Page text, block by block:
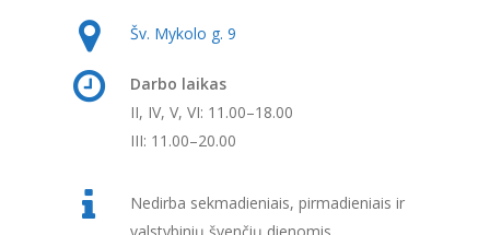
Šv. Mykolo g. 9
Darbo laikas
II, IV, V, VI: 11.00–18.00
III: 11.00–20.00
Nedirba sekmadieniais, pirmadieniais ir